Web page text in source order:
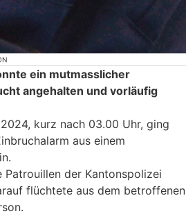
ein mutmasslicher
angehalten und vorläufig
kurz nach 03.00 Uhr, ging
aus einem
Patrouillen der Kantonspolizei
flüchtete aus dem betroffenen